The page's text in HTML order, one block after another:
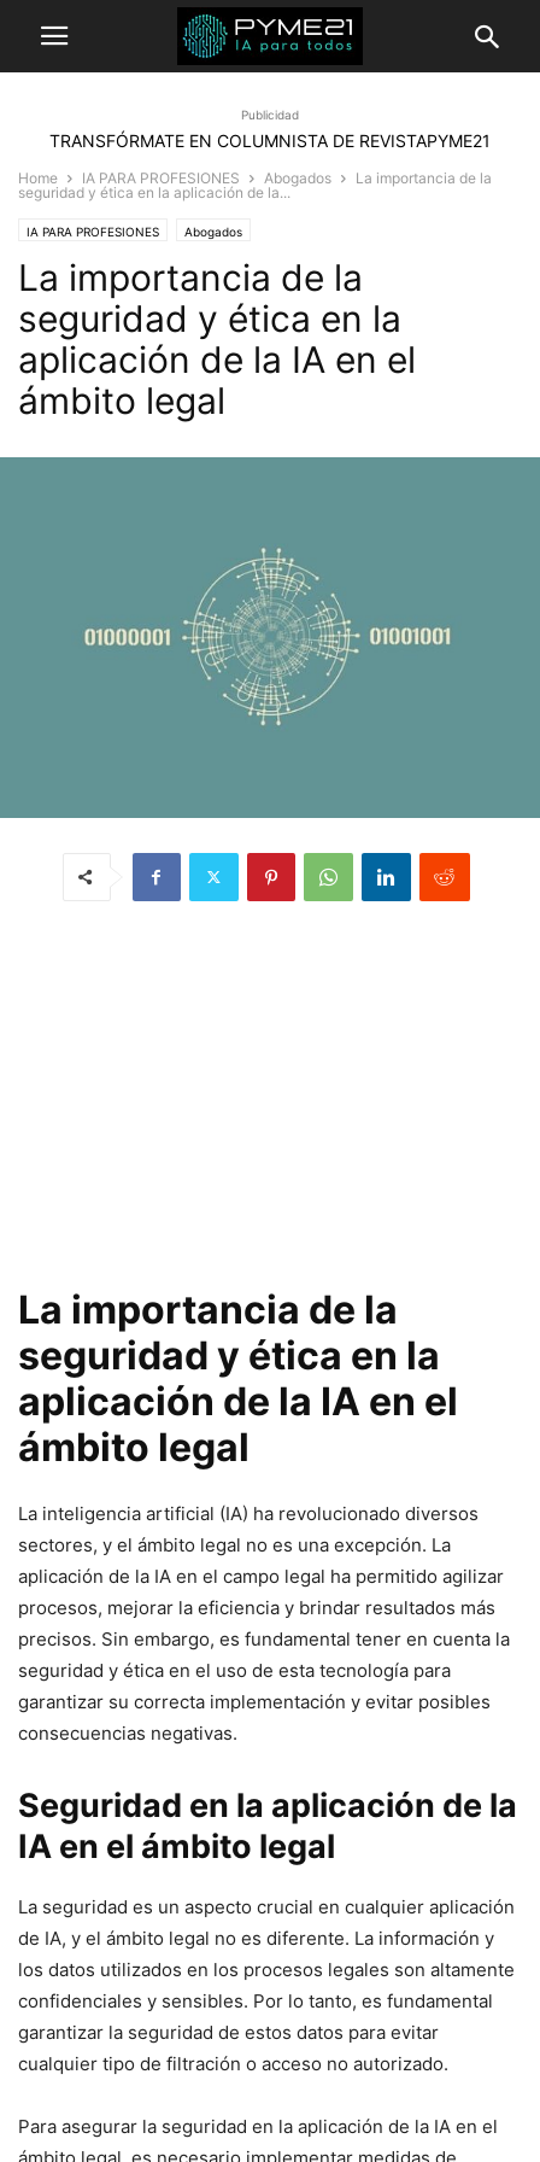
Publicidad
TRANSFÓRMATE EN COLUMNISTA DE REVISTAPYME21
Home IA PARA PROFESIONES Abogados
La importancia de la
seguridad y ética en la aplicación de la...
IA PARA PROFESIONES Abogados
La importancia de la
seguridad y ética en la
aplicación de la IA en el
ámbito legal
La importancia de la
seguridad y ética en la
aplicación de la IA en el
ámbito legal
La inteligencia artificial (IA) ha revolucionado diversos
sectores, y el ámbito legal no es una excepción. La
aplicación de la IA en el campo legal ha permitido agilizar
procesos, mejorar la eficiencia y brindar resultados más
precisos. Sin embargo, es fundamental tener en cuenta la
seguridad y ética en el uso de esta tecnología para
garantizar su correcta implementación y evitar posibles
consecuencias negativas.
Seguridad en la aplicación de la
IA en el ámbito legal
La seguridad es un aspecto crucial en cualquier aplicación
de IA, y el ámbito legal no es diferente. La información y
los datos utilizados en los procesos legales son altamente
confidenciales y sensibles. Por lo tanto, es fundamental
garantizar la seguridad de estos datos para evitar
cualquier tipo de filtración o acceso no autorizado.
Para asegurar la seguridad en la aplicación de la IA en el
ámbito legal, es necesario implementar medidas de